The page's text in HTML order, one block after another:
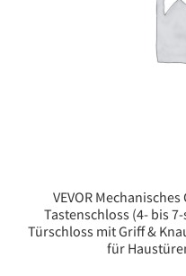
VEVOR
Tastenschloss (4- bis
Türschloss mit Griff &
für